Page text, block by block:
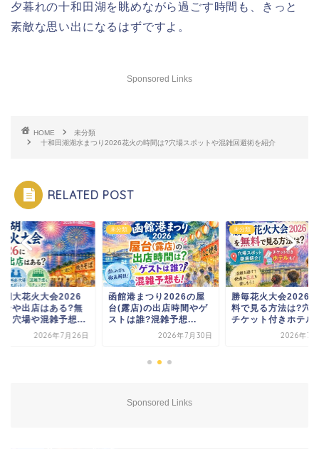
夕暮れの十和田湖を眺めながら過ごす時間も、きっと
素敵な思い出になるはずですよ。
Sponsored Links
HOME
未分類
十和田湖湖水まつり2026花火の時間は?穴場スポットや混雑回避術を紹介
RELATED POST
湖大花火大会2026
台や出店はある?無
・穴場や混雑予想...
2026年7月26日
未分類
函館港まつり2026の屋
台(露店)の出店時間やゲ
ストは誰?混雑予想...
2026年7月30日
未分類
勝毎花火大会2026
料で見る方法は?穴
チケット付きホテル
2026年7
Sponsored Links